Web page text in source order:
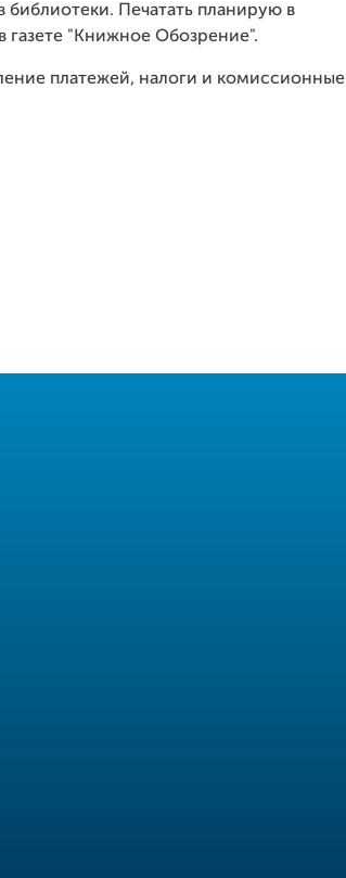
библиотеки. Печатать планирую в
газете "Книжное Обозрение".
платежей, налоги и комиссионные